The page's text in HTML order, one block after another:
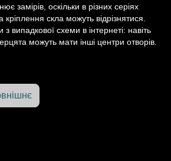
замірів, оскільки в різних серіях
скла можуть відрізнятися.
випадкової схеми в інтернеті: навіть
можуть мати інші центри отворів.